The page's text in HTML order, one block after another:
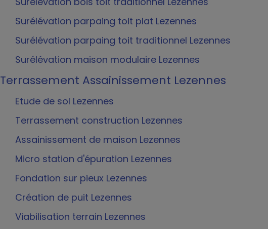
Surélévation parpaing toit plat Lezennes
Surélévation parpaing toit traditionnel Lezennes
Surélévation maison modulaire Lezennes
Terrassement Assainissement Lezennes
Etude de sol Lezennes
Terrassement construction Lezennes
Assainissement de maison Lezennes
Micro station d'épuration Lezennes
Fondation sur pieux Lezennes
Création de puit Lezennes
Viabilisation terrain Lezennes